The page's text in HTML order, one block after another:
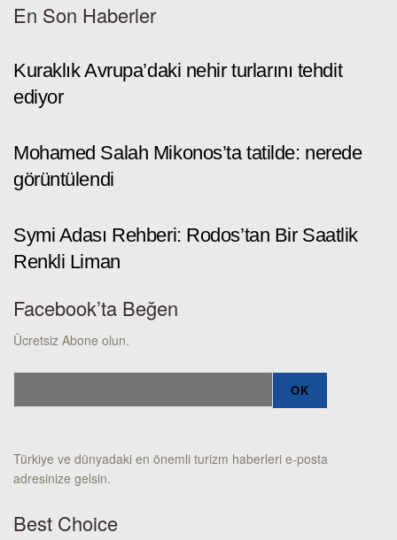
En Son Haberler
Kuraklık Avrupa’daki nehir turlarını tehdit
ediyor
Mohamed Salah Mikonos’ta tatilde: nerede
görüntülendi
Symi Adası Rehberi: Rodos’tan Bir Saatlik
Renkli Liman
Facebook’ta Beğen
Ücretsiz Abone olun.
Türkiye ve dünyadaki en önemli turizm haberleri e-posta
adresinize gelsin.
Best Choice